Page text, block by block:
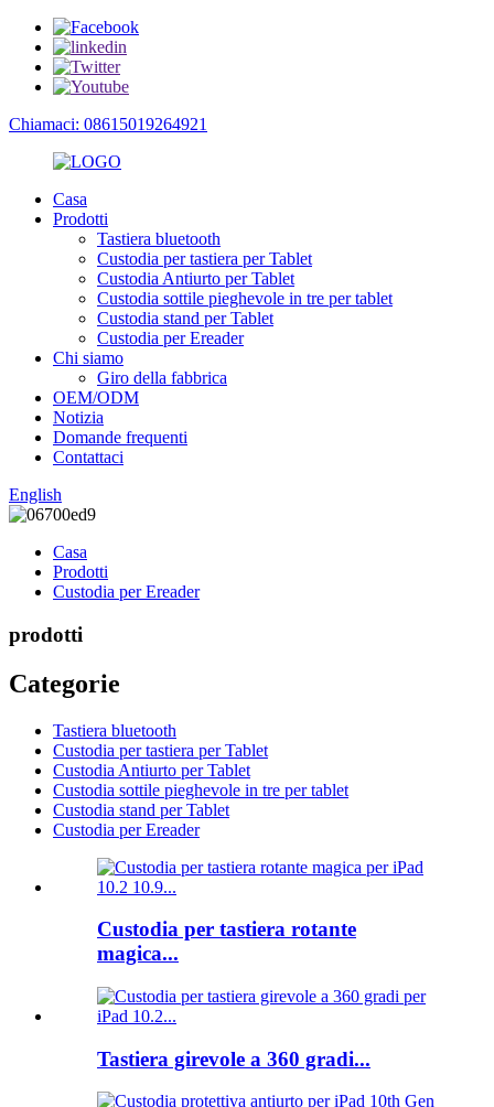
Chiamaci: 08615019264921
Casa
Prodotti
Tastiera bluetooth
Custodia per tastiera per Tablet
Custodia Antiurto per Tablet
Custodia sottile pieghevole in tre per tablet
Custodia stand per Tablet
Custodia per Ereader
Chi siamo
Giro della fabbrica
OEM/ODM
Notizia
Domande frequenti
Contattaci
English
Casa
Prodotti
Custodia per Ereader
prodotti
Categorie
Tastiera bluetooth
Custodia per tastiera per Tablet
Custodia Antiurto per Tablet
Custodia sottile pieghevole in tre per tablet
Custodia stand per Tablet
Custodia per Ereader
Custodia per tastiera rotante
magica...
Tastiera girevole a 360 gradi...